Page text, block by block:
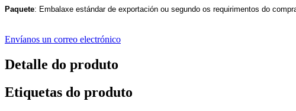
Paquete: Embalaxe estándar de exportación ou segundo os requirimentos do
Envíanos un correo electrónico
Detalle do produto
Etiquetas do produto